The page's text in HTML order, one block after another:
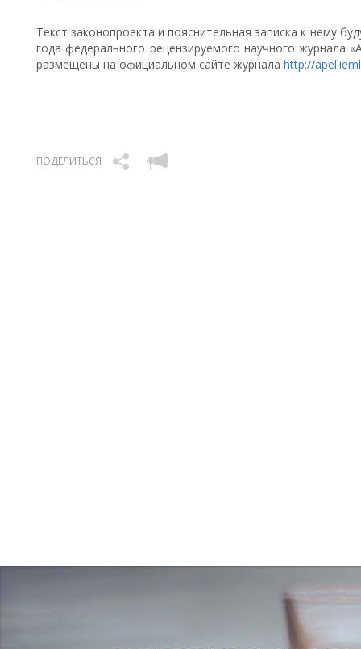
Текст законопроекта и пояснительная записка к нему
года федерального рецензируемого научного журнала
размещены на официальном сайте журнала http://
ПОДЕЛИТЬСЯ